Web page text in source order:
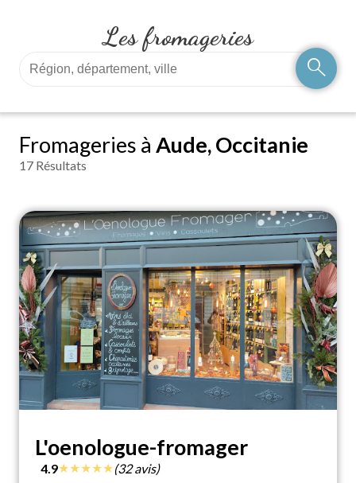
Les fromageries
search
Fromageries à Aude, Occitanie
17 Résultats
L'oenologue-fromager
4.9★★★★★(32 avis)